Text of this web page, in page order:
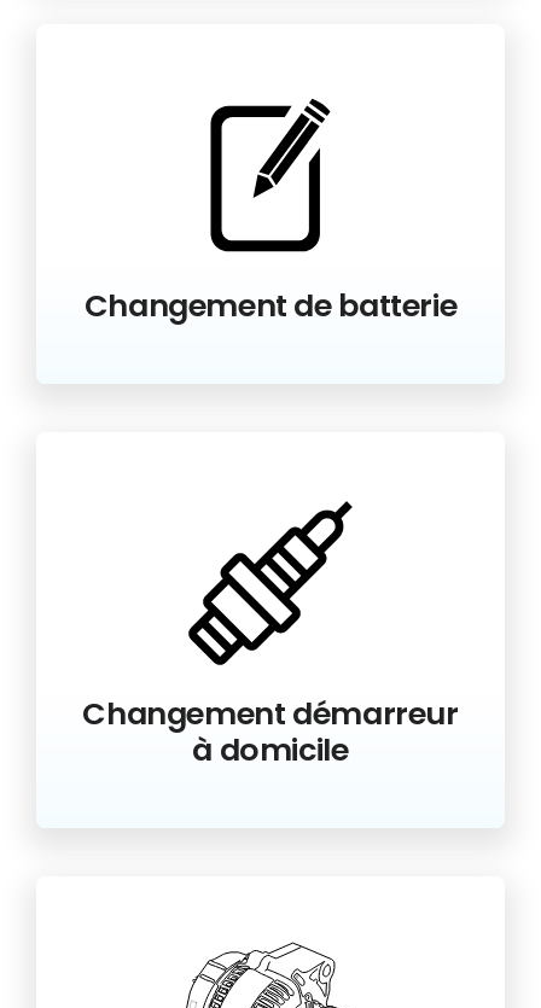
Changement de batterie
Changement démarreur
à domicile